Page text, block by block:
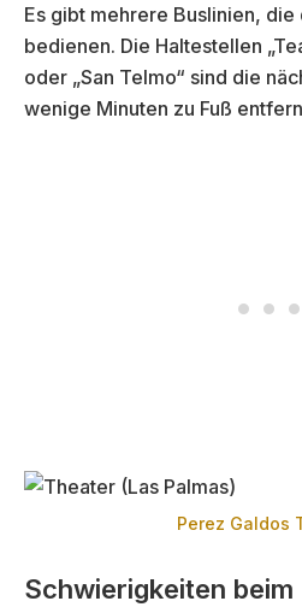
Es gibt mehrere Buslinien,
bedienen. Die Haltestellen
oder „San Telmo“ sind die
wenige Minuten zu Fuß
Perez Galdos
Schwierigkeiten beim